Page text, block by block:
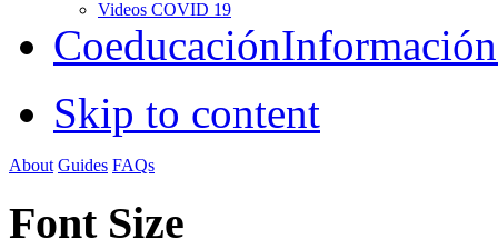
Videos COVID 19
Coeducación
Skip to content
About Guides FAQs
Font Size